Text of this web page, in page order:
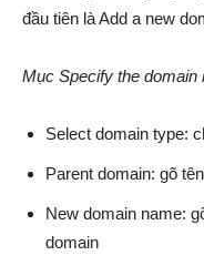
đầu tiên là Add a new
Mục Specify the domain
Select domain type:
Parent domain: gõ
New domain name:
domain